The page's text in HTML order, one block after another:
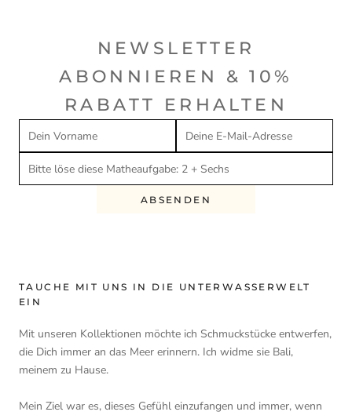
NEWSLETTER
ABONNIEREN & 10%
RABATT ERHALTEN
ABSENDEN
TAUCHE MIT UNS IN DIE UNTERWASSERWELT
EIN
Mit unseren Kollektionen möchte ich Schmuckstücke entwerfen,
die Dich immer an das Meer erinnern. Ich widme sie Bali,
meinem zu Hause.
Mein Ziel war es, dieses Gefühl einzufangen und immer, wenn